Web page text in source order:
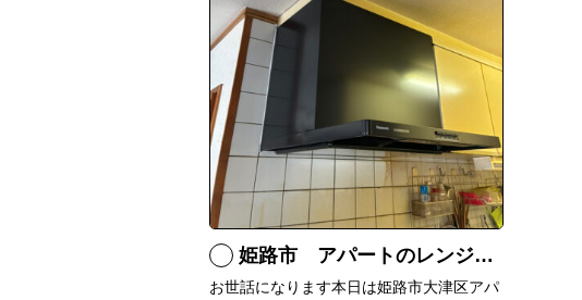
姫路市 アパートのレンジフード交換
お世話になります本日は姫路市大津区アパ